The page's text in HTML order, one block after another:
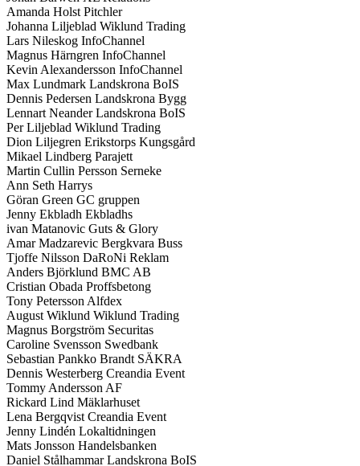
Amanda Holst Pitchler
Johanna Liljeblad Wiklund Trading
Lars Nileskog InfoChannel
Magnus Härngren InfoChannel
Kevin Alexandersson InfoChannel
Max Lundmark Landskrona BoIS
Dennis Pedersen Landskrona Bygg
Lennart Neander Landskrona BoIS
Per Liljeblad Wiklund Trading
Dion Liljegren Erikstorps Kungsgård
Mikael Lindberg Parajett
Martin Cullin Persson Serneke
Ann Seth Harrys
Göran Green GC gruppen
Jenny Ekbladh Ekbladhs
ivan Matanovic Guts & Glory
Amar Madzarevic Bergkvara Buss
Tjoffe Nilsson DaRoNi Reklam
Anders Björklund BMC AB
Cristian Obada Proffsbetong
Tony Petersson Alfdex
August Wiklund Wiklund Trading
Magnus Borgström Securitas
Caroline Svensson Swedbank
Sebastian Pankko Brandt SÄKRA
Dennis Westerberg Creandia Event
Tommy Andersson AF
Rickard Lind Mäklarhuset
Lena Bergqvist Creandia Event
Jenny Lindén Lokaltidningen
Mats Jonsson Handelsbanken
Daniel Stålhammar Landskrona BoIS